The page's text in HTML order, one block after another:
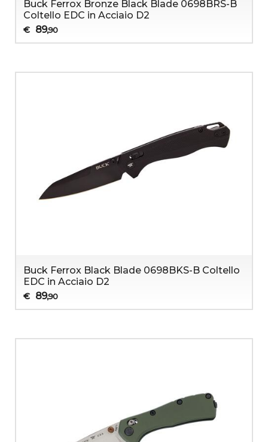
Buck Ferrox Bronze Black Blade 0698BRS-B
Coltello EDC in Acciaio D2
€ 89,90
Buck Ferrox Black Blade 0698BKS-B Coltello
EDC in Acciaio D2
€ 89,90